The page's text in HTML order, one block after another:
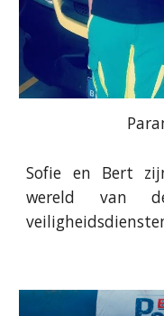
Sofie en Bert
wereld van